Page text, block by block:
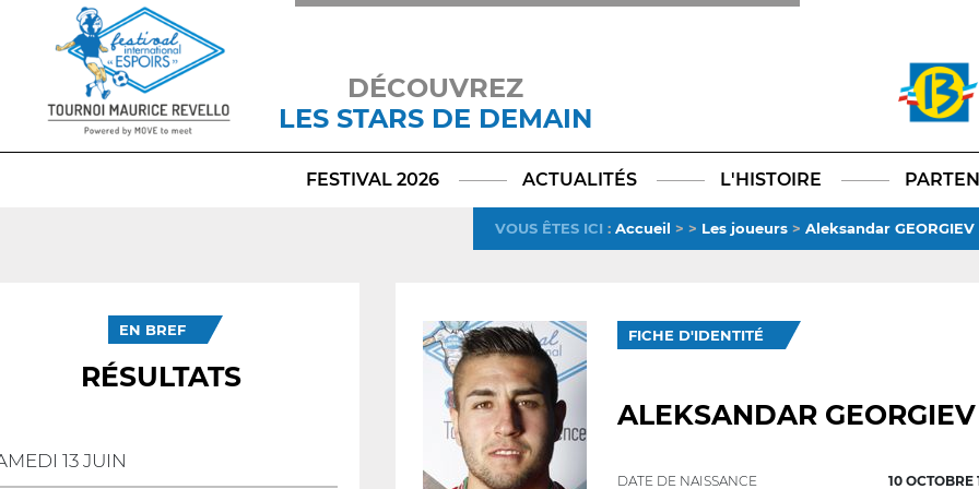
DÉCOUVREZ
LES STARS DE DEMAIN
TikTokLinkedIn
X
FESTIVAL 2026 ACTUALITÉS L'HISTOIRE
VOUS ÊTES ICI : Accueil > > Les joueurs> Aleksandar GEORGIEV
EN BREF
RÉSULTATS
13 JUIN
FICHE D'IDENTITÉ
ALEKSANDAR GEORGIEV
DATE DE NAISSANCE 10 OCTOBRE